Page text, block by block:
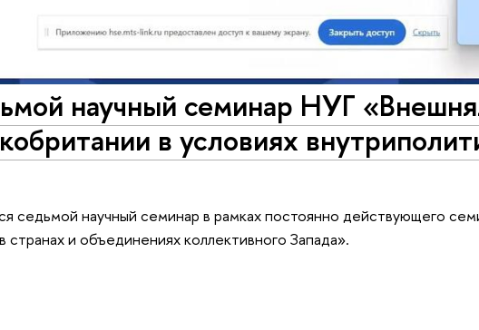
научный семинар НУГ
в условиях
седьмой научный семинар в рамках постоянно действующего
странах и объединениях коллективного Запада».